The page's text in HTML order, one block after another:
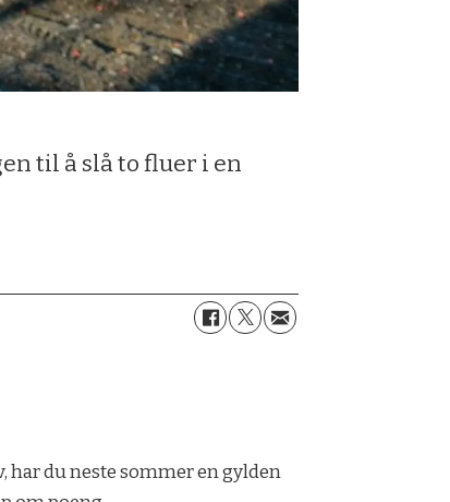
til å slå to fluer i en
har du neste sommer en gylden